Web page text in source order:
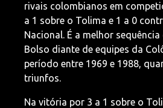
rivais colombianos em
a 1 sobre o Tolima e 1 a 0
Nacional. É a melhor
Bolso diante de equipes da
período entre 1969 e 1988,
triunfos.
Na vitória por 3 a 1 sobre o